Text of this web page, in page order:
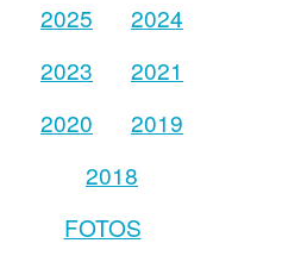
2025
2024
2023
2021
2020
2019
2018
FOTOS